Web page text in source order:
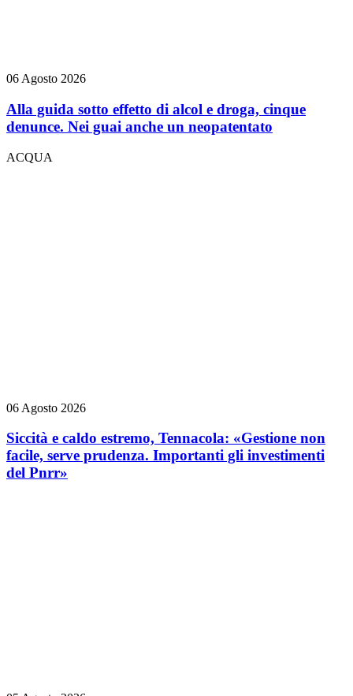
06 Agosto 2026
Alla guida sotto effetto di alcol e droga, cinque
denunce. Nei guai anche un neopatentato
ACQUA
06 Agosto 2026
Siccità e caldo estremo, Tennacola: «Gestione non
facile, serve prudenza. Importanti gli investimenti
del Pnrr»